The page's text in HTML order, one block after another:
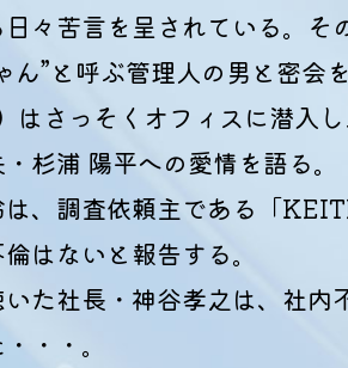
々苦言を呈されている。そ
ん”と呼ぶ管理人の男と密会
はさっそくオフィスに潜入
杉浦 陽平への愛情を語る。
、調査依頼主である「
はないと報告する。
た社長・神谷孝之は、社
・・。